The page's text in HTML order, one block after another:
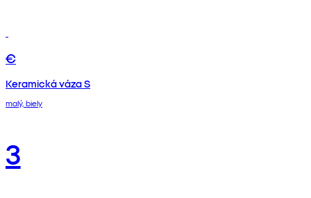
€
Keramická váza S
malý, biely
3